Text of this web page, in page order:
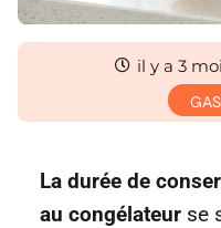
il y a 3
La durée de
au congélateur se